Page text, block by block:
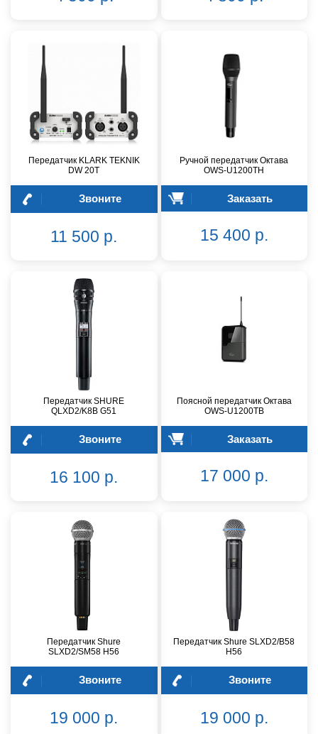
Передатчик KLARK TEKNIK
DW 20T
Звоните
11 500 р.
Ручной передатчик Октава
OWS-U1200TH
Заказать
15 400 р.
Передатчик SHURE
QLXD2/K8B G51
Звоните
16 100 р.
Поясной передатчик Октава
OWS-U1200TB
Заказать
17 000 р.
Передатчик Shure
SLXD2/SM58 H56
Звоните
19 000 р.
Передатчик Shure SLXD2/B58
H56
Звоните
19 000 р.